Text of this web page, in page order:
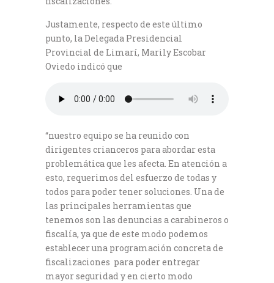
Justamente, respecto de este último
punto, la Delegada Presidencial
Provincial de Limarí, Marily Escobar
Oviedo indicó que
“nuestro equipo se ha reunido con
dirigentes crianceros para abordar esta
problemática que les afecta. En atención a
esto, requerimos del esfuerzo de todas y
todos para poder tener soluciones. Una de
las principales herramientas que
tenemos son las denuncias a carabineros o
fiscalía, ya que de este modo podemos
establecer una programación concreta de
fiscalizaciones para poder entregar
mayor seguridad y en cierto modo